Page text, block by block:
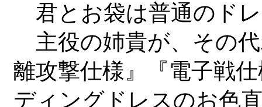
君とお袋は普通のド
主役の姉貴が、その
離攻撃仕様』『電子戦
ディングドレスのお色